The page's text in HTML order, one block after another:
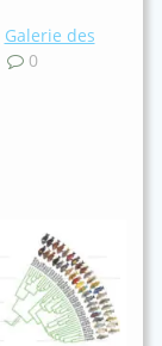
Galerie des
0